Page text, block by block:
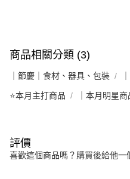
商品相關分類 (3)
｜節慶｜食材、器具、包裝
⭐本月主打商品 ｜本月明星
評價
喜歡這個商品嗎？購買後給他一